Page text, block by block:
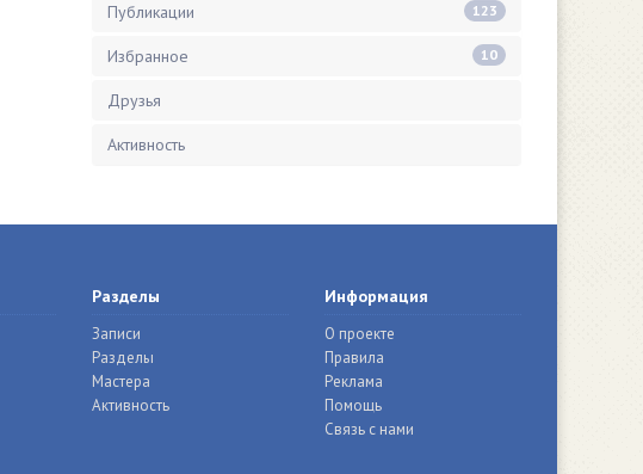
Публикации 123
Избранное 10
Друзья
Активность
Разделы
Записи
Разделы
Мастера
Активность
Информация
О проекте
Правила
Реклама
Помощь
Связь с нами